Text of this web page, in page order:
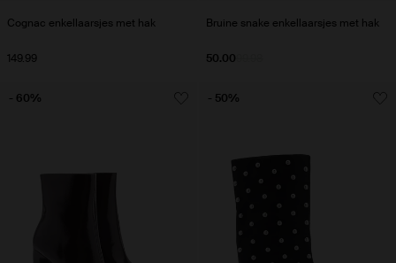
Cognac enkellaarsjes met hak
149.99
Bruine snake enkellaarsjes met hak
50.00
- 60% - 50%